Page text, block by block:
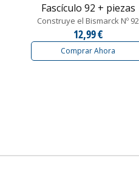
Fascículo 92 + piezas
Construye el Bismarck Nº 92
12,99 €
Comprar Ahora